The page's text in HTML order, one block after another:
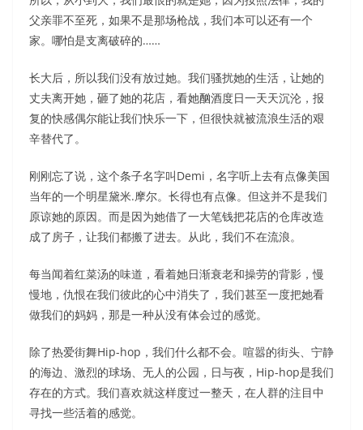
父亲罪不至死，如果不是那场枪战，我们本可以还有一个
家。哪怕是支离破碎的……
长大后，所以我们没有放过她。我们骚扰她的生活，让她的
丈夫离开她，砸了她的花店，看她酗酒度日一天天沉沦，报
复的快感偶尔能让我们快乐一下，但很快就被流浪生活的艰
辛替代了。
刚刚忘了说，这个条子名字叫Demi，名字听上去有点像美国
当年的一个明星黛米.摩尔。长得也有点像。但这并不是我们
原谅她的原因。而是因为她借了一大笔钱把花店的仓库改造
成了房子，让我们都搬了进去。从此，我们不在流浪。
每当闻着红菜汤的味道，看着她日渐衰老和操劳的背影，慢
慢地，仇恨在我们彼此的心中消失了，我们甚至一度把她看
做我们的妈妈，那是一种从没有体会过的感觉。
除了热爱街舞Hip-hop，我们什么都不会。喧嚣的街头、宁静
的海边、激烈的球场、无人的公园，日与夜，Hip-hop是我们
存在的方式。我们喜欢就这样度过一整天，在人群的注目中
寻找一些活着的感觉。